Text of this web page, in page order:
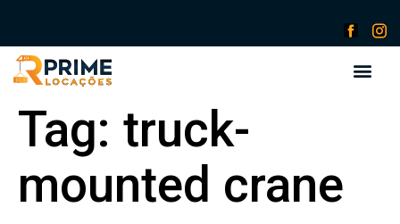
Tag: truck-
mounted crane